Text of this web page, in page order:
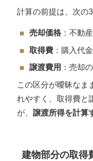
計算の前提は、次の3
売却価格 ：不動
取得費 ：購入代
譲渡費用 ：売却
この区分が曖昧なま
れやすく、取得費と
が、 譲渡所得を計算
建物部分の取得